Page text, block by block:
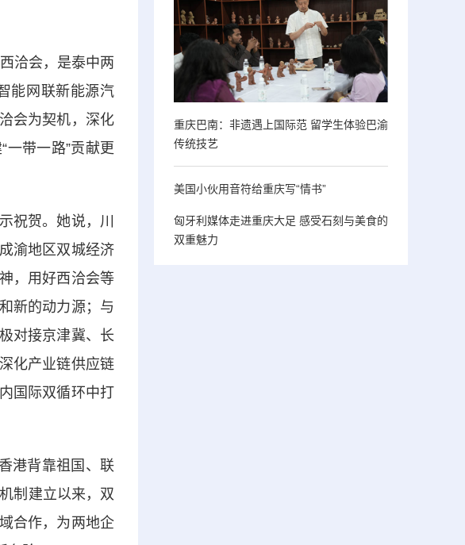
洽会，是泰中两
能网联新能源汽
会为契机，深化
带一路”贡献更
贺。她说，川
渝地区双城经济
，用好西洽会等
新的动力源；与
对接京津冀、长
化产业链供应链
国际双循环中打
港背靠祖国、联
制建立以来，双
合作，为两地企
重庆巴南：非遗遇上国际范 留学生体验巴渝
传统技艺
美国小伙用音符给重庆写“情书”
匈牙利媒体走进重庆大足 感受石刻与美食的
双重魅力